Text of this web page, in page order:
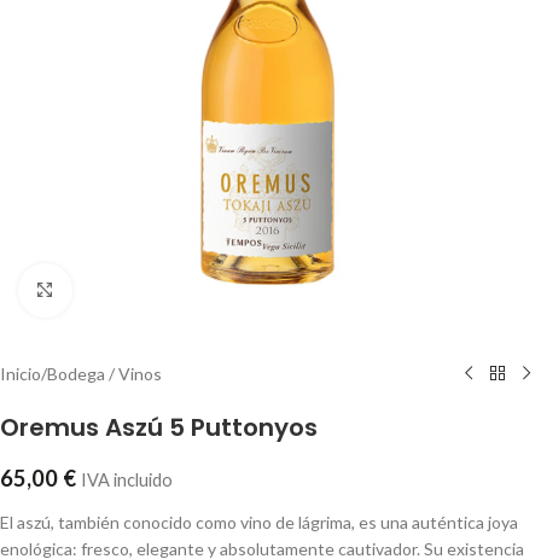
Inicio/Bodega / Vinos
Oremus Aszú 5 Puttonyos
65,00 € IVA incluido
El aszú, también conocido como vino de lágrima, es una auténtica joya
enológica: fresco, elegante y absolutamente cautivador. Su existencia